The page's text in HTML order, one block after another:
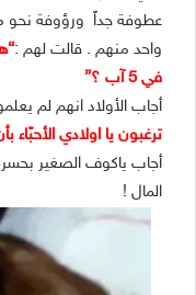
عطوفة جداً ورؤوفة نحو
واحد منهم . قالت لهم :
في 5 آب ؟”
أجاب الأولاد انهم لم
ترغبون يا اولادي
أجاب ياكوف الصغير
المال !